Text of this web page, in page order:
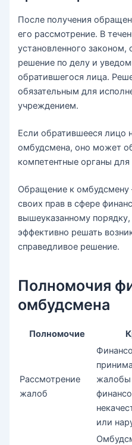
После получения
его рассмотрение. В
установленного
решение по делу и
обратившегося лица.
обязательным для
учреждением.
Если обратившееся лицо
омбудсмена, оно может
компетентные органы
Обращение к
своих прав в сфере
вышеуказанному
эффективно решать
справедливое решение.
Полномочия
омбудсмена
Полномочие
Рассмотрение
жалоб
жалобы
или